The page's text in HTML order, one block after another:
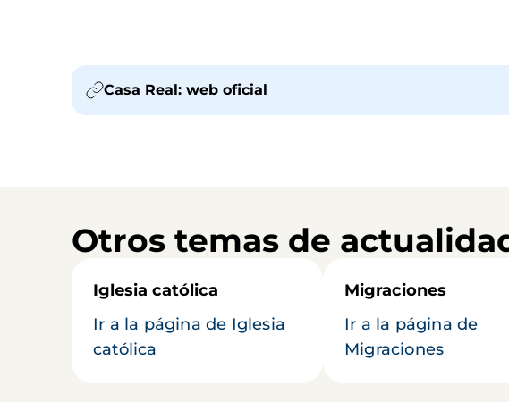
Casa Real: web oficial
Otros temas de
Iglesia católica
Ir a la página de Iglesia
católica
Migraciones
Ir a la página de
Migraciones